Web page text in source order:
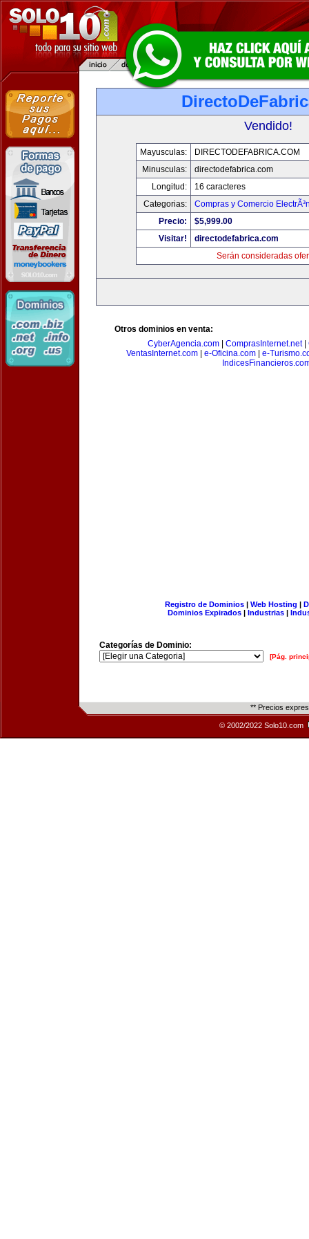
Vendido!
Mayusculas:
DIRECTODEFABRICA.COM
Minusculas:
directodefabrica.com
Longitud:
16 caracteres
Categorias:
Compras y Comercio
Precio:
$5,999.00
Visitar!
directodefabrica.com
Serán consideradas
Otros dominios en venta:
CyberAgencia.com| ComprasInternet.net|
VentasInternet.com
e-Oficina.com
e-
Registro de Dominios| Web Hosting |
Dominios Expirados | Industrias |
Categorías de Dominio:
[Pág.
** Precios
© 2002/2022 Solo10.com